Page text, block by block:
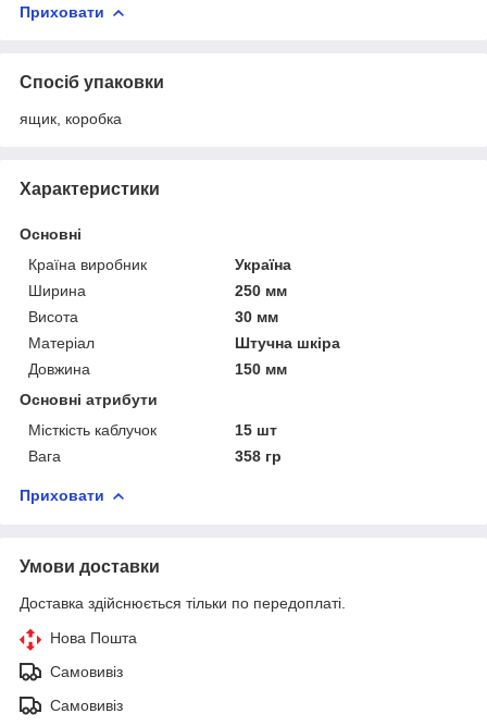
Приховати
Спосіб упаковки
ящик, коробка
Характеристики
Основні
Країна виробник
Україна
Ширина
250 мм
Висота
30 мм
Матеріал
Штучна шкіра
Довжина
150 мм
Основні атрибути
Місткість каблучок
15 шт
Вага
358 гр
Приховати
Умови доставки
Доставка здійснюється тільки по передоплаті.
Нова Пошта
Самовивіз
Самовивіз